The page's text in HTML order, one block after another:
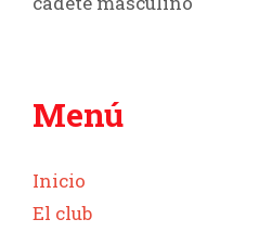
Menú
Inicio
El club